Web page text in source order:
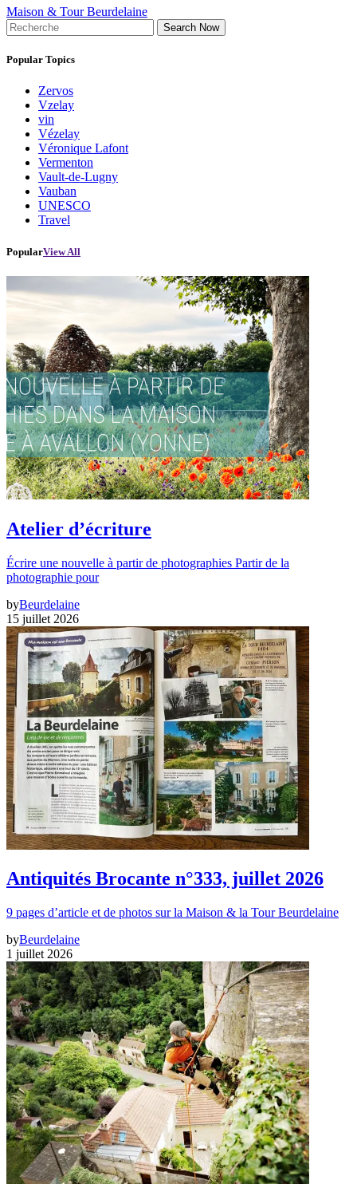
Maison & Tour Beurdelaine
Search Now
Popular Topics
Zervos
Vzelay
vin
Vézelay
Véronique Lafont
Vermenton
Vault-de-Lugny
Vauban
UNESCO
Travel
PopularView All
Atelier d’écriture
Écrire une nouvelle à partir de photographies Partir de la
photographie pour
byBeurdelaine
15 juillet 2026
Antiquités Brocante n°333, juillet 2026
9 pages d’article et de photos sur la Maison & la Tour Beurdelaine
byBeurdelaine
1 juillet 2026